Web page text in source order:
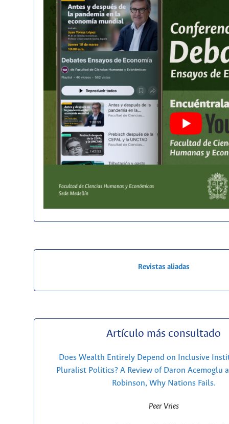
Revistas aliadas
Artículo más consultado
Does Wealth Entirely Depend on Inclusive
Pluralist Politics? A Review of Daron Acemoglu
Robinson, Why Nations Fails.
Peer Vries